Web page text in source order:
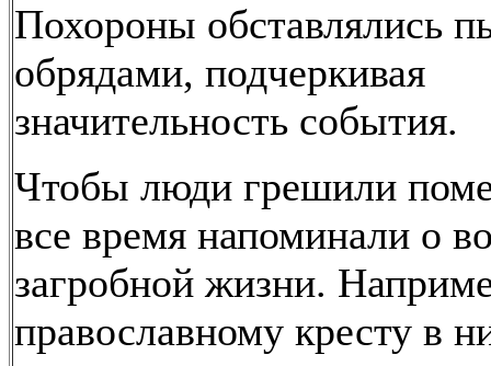
Похороны обставлялись
обрядами, подчеркивая
значительность события.
Чтобы люди грешили
все время напоминали о
загробной жизни.
православному кресту в